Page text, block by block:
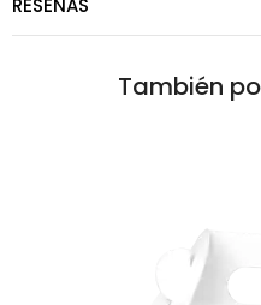
RESEÑAS
También